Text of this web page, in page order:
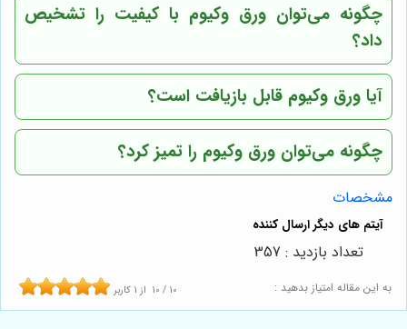
چگونه می‌توان ورق وکیوم با کیفیت را تشخیص
داد؟
آیا ورق وکیوم قابل بازیافت است؟
چگونه می‌توان ورق وکیوم را تمیز کرد؟
مشخصات
به این مقاله امتیاز بدهید : 10 / 10 از1 کاربر
تعداد بازدید : 357